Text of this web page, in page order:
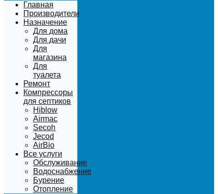
Главная
Производители
Назначение
Для дома
Для дачи
Для
магазина
Для
туалета
Ремонт
Компрессоры
для септиков
Hiblow
Airmac
Secoh
Jecod
AirBio
Все услуги
Обслуживание
Водоснабжение
Бурение
Отопление